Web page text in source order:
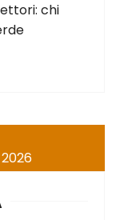
chi